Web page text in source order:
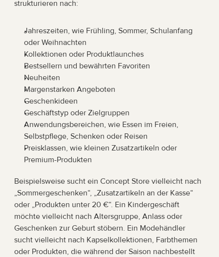
strukturieren nach:
Jahreszeiten, wie Frühling, Sommer, Schulanfang
oder Weihnachten
Kollektionen oder Produktlaunches
Bestsellern und bewährten Favoriten
Neuheiten
Margenstarken Angeboten
Geschenkideen
Geschäftstyp oder Zielgruppen
Anwendungsbereichen, wie Essen im Freien,
Selbstpflege, Schenken oder Reisen
Preisklassen, wie kleinen Zusatzartikeln oder
Premium-Produkten
Beispielsweise sucht ein Concept Store vielleicht nach
„Sommergeschenken“, „Zusatzartikeln an der Kasse“
oder „Produkten unter 20 €“. Ein Kindergeschäft
möchte vielleicht nach Altersgruppe, Anlass oder
Geschenken zur Geburt stöbern. Ein Modehändler
sucht vielleicht nach Kapselkollektionen, Farbthemen
oder Produkten, die während der Saison nachbestellt